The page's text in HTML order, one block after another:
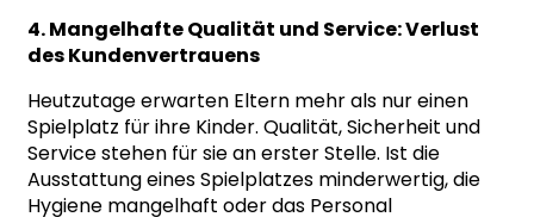
4. Mangelhafte Qualität und Service: Verlust
des Kundenvertrauens
Heutzutage erwarten Eltern mehr als nur einen
Spielplatz für ihre Kinder. Qualität, Sicherheit und
Service stehen für sie an erster Stelle. Ist die
Ausstattung eines Spielplatzes minderwertig, die
Hygiene mangelhaft oder das Personal